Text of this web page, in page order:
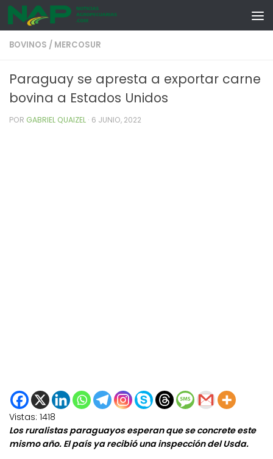
Skip to content
BOVINOS / MERCOSUR
Paraguay se apresta a exportar carne
bovina a Estados Unidos
POR GABRIEL QUAIZEL · 6 JUNIO, 2022
Vistas: 1418
Los ruralistas paraguayos esperan que se concrete este
mismo año. El país ya recibió una inspección del Usda.